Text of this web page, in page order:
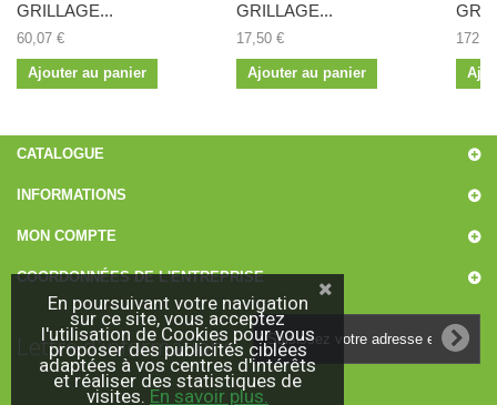
GRILLAGE...
60,07 €
Ajouter au panier
GRILLAGE...
17,50 €
Ajouter au panier
CATALOGUE
INFORMATIONS
MON COMPTE
COORDONNÉES DE L'ENTREPRISE
Lettre d'informations
En poursuivant votre navigation
sur ce site, vous acceptez
l'utilisation de Cookies pour vous
proposer des publicités ciblées
adaptées à vos centres d'intérêts
et réaliser des statistiques de
visites. En savoir plus.